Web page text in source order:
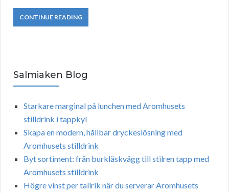
CONTINUE READING
Salmiaken Blog
Starkare marginal på lunchen med Aromhusets
stilldrink i tappkyl
Skapa en modern, hållbar dryckeslösning med
Aromhusets stilldrink
Byt sortiment: från burkläskvägg till stilren tapp med
Aromhusets stilldrink
Högre vinst per tallrik när du serverar Aromhusets